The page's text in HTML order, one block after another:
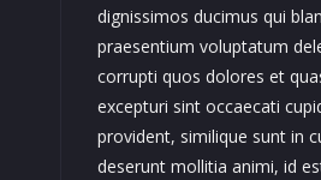
dignissimos ducimus qui
praesentium voluptatum
corrupti quos dolores et
excepturi sint occaecati
provident, similique sunt in
deserunt mollitia animi, id